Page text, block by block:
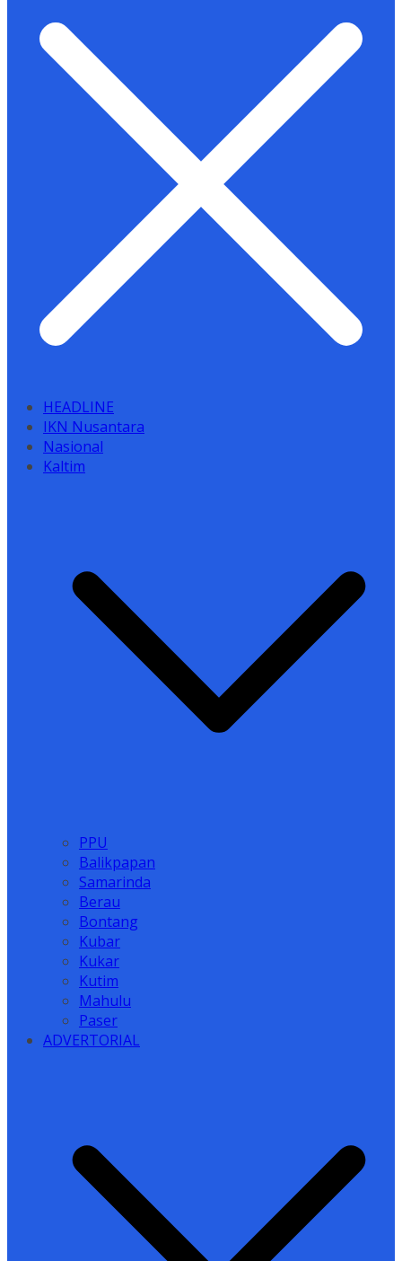
HEADLINE
IKN Nusantara
Nasional
Kaltim
PPU
Balikpapan
Samarinda
Berau
Bontang
Kubar
Kukar
Kutim
Mahulu
Paser
ADVERTORIAL